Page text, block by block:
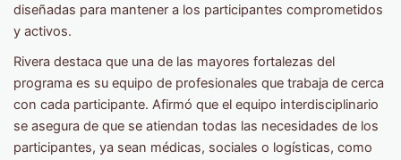
diseñadas para mantener a los participantes comprometidos
y activos.
Rivera destaca que una de las mayores fortalezas del
programa es su equipo de profesionales que trabaja de cerca
con cada participante. Afirmó que el equipo interdisciplinario
se asegura de que se atiendan todas las necesidades de los
participantes, ya sean médicas, sociales o logísticas, como